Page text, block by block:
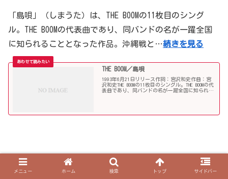
「島唄」（しまうた）は、THE BOOMの11枚目のシング
ル。THE BOOMの代表曲であり、同バンドの名が一躍全国
に知られることとなった作品。沖縄戦と…続きを見る
THE BOOM／島唄
1993年6月21日リリース作詞：宮沢和史作曲：宮
沢和史THE BOOMの11枚目のシングル。THE BOOMの代
表曲であり、同バンドの名が一躍全国に知られる
メニュー ホーム 検索 トップ サイドバー